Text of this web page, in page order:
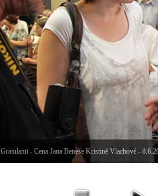
Gratulanti - Cena Jana Beneše Kristině Vlachové -